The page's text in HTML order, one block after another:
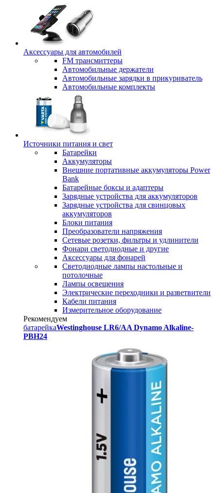
Аксессуары для автомобилей
FM трансмиттеры
Автомобильные держатели
Автомобильные зарядки в прикуриватель
Автомобильные комплекты
Источники питания и свет
Батарейки
Аккумуляторы
Внешние портативные аккумуляторы Power
Bank
Батарейные боксы и адаптеры
Зарядные устройства для аккумуляторов
Зарядные устройства для свинцовых
аккумуляторов
Блоки питания
Преобразователи напряжения
Сетевые розетки, фильтры и удлинители
Фонари светодиодные и другие
Аксессуары для фонарей
Светодиодные лампы настольные и
потолочные
Лампы освещения
Электрические переходники и разветвители
Кабели питания
Измерительное оборудование
Рекомендуем
батарейкаWestinghouse LR6/AA Dynamo Alkaline-
PBH24